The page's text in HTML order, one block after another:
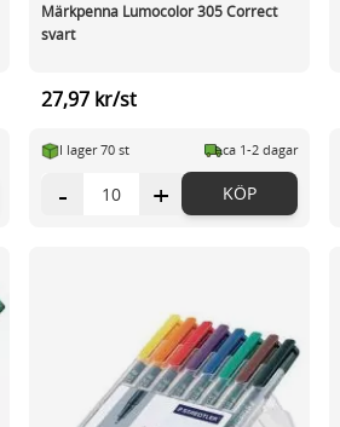
Märkpenna Lumocolor 305 Correct
svart
27,97 kr/st
I lager 70 st ca 1-2 dagar
- + KÖP